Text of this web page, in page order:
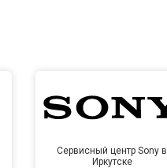
Сервисный центр Sony в
Иркутске